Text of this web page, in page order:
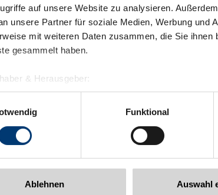
auf unsere Website zu analysieren.
unsere Partner für soziale Medien, Werbung und
mit weiteren Daten zusammen, die Sie
gesammelt haben.
& Herausgeber:
Zillertal GmbH & Co KG
A-6280 Zell am Ziller
Funktional
Ablehnen Auswahl
Zurück